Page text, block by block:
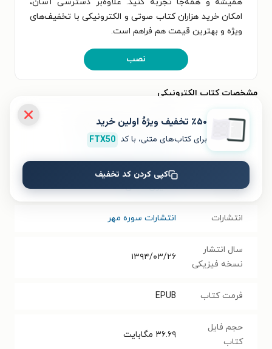
امکان خرید هزاران کتاب صوتی و الکترونیکی با تخفیف‌های
ویژه و بهترین قیمت هم فراهم است.
نصب
مشخصات کتاب الکترونیکی
نام کتاب گفتمان دینی در جهان متغیر
نویسنده همایون همتی
انتشارات انتشارات سوره مهر
سال انتشار
نسخه فیزیکی
۱۳۹۴/۰۳/۲۶
فرمت کتاب EPUB
حجم فایل
کتاب
۳۶.۶۹ مگابایت
٪۵۰ تخفیف ویژۀ اولین خرید
برای کتاب‌های متنی، با کد FTX50
کپی کردن کد تخفیف